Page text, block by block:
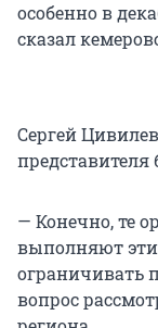
особенно в
сказал
Сергей
представителя
— Конечно, те
выполняют
ограничивать
вопрос